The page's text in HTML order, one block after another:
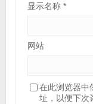
显示名称 *
网站
在此浏览器中
址，以便下次